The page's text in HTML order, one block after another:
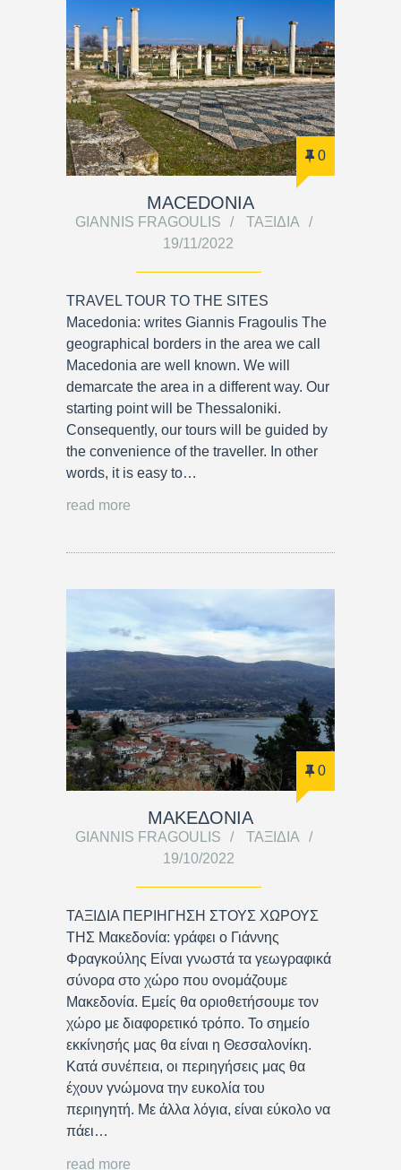
0
MACEDONIA
GIANNIS FRAGOULIS
ΤΑΞΊΔΙΑ
19/11/2022
TRAVEL TOUR TO THE SITES
Macedonia: writes Giannis Fragoulis The
geographical borders in the area we call
Macedonia are well known. We will
demarcate the area in a different way. Our
starting point will be Thessaloniki.
Consequently, our tours will be guided by
the convenience of the traveller. In other
words, it is easy to…
read more
0
ΜΑΚΕΔΟΝΙΑ
GIANNIS FRAGOULIS
ΤΑΞΊΔΙΑ
19/10/2022
ΤΑΞΙΔΙΑ ΠΕΡΙΗΓΗΣΗ ΣΤΟΥΣ ΧΩΡΟΥΣ
ΤΗΣ Μακεδονία: γράφει ο Γιάννης
Φραγκούλης Είναι γνωστά τα γεωγραφικά
σύνορα στο χώρο που ονομάζουμε
Μακεδονία. Εμείς θα οριοθετήσουμε τον
χώρο με διαφορετικό τρόπο. Το σημείο
εκκίνησής μας θα είναι η Θεσσαλονίκη.
Κατά συνέπεια, οι περιηγήσεις μας θα
έχουν γνώμονα την ευκολία του
περιηγητή. Με άλλα λόγια, είναι εύκολο να
πάει…
read more